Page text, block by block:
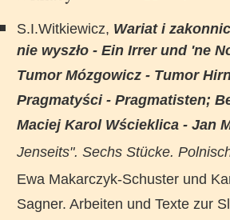
S.I.Witkiewicz, Wariat i
nie wyszło - Ein Irrer und 'ne
Tumor Mózgowicz - Tumor
Pragmatyści - Pragmatisten;
Maciej Karol Wścieklica - Jan
Jenseits". Sechs Stücke.
Ewa Makarczyk-Schuster und
Sagner. Arbeiten und Texte zur